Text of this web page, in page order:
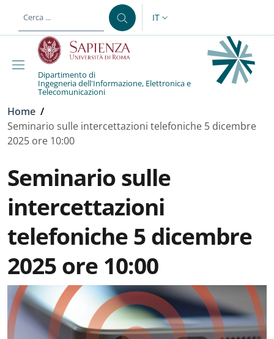
al contenuto principale
SELETTORE LINGUA:
IT
Dipartimento di
Ingegneria dell'Informazione, Elettronica e
Telecomunicazioni
Briciole di pane
Home /
Seminario sulle intercettazioni telefoniche 5 dicembre
2025 ore 10:00
Seminario sulle
intercettazioni
telefoniche 5 dicembre
2025 ore 10:00